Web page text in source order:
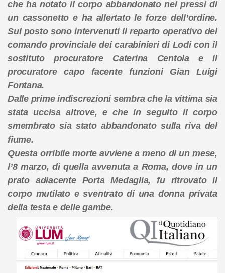
che ha notato il corpo abbandonato nei pressi di
un cassonetto e ha allertato le forze dell’ordine.
Sul posto sono intervenuti il reparto operativo del
comando provinciale dei carabinieri di Lodi con il
sostituto procuratore Caterina Centola e il
procuratore capo facente funzioni Gian Luigi
Fontana.
Dalle prime indiscrezioni sembra che la vittima sia
stata uccisa altrove, e che in seguito il corpo
smembrato sia stato abbandonato sulla riva del
fiume.
Questa orribile morte avviene a meno di un mese,
l’8 marzo, di quella avvenuta a Roma, dove in un
prato adiacente Porta Medaglia, fu ritrovato il
corpo mutilato e sventrato di una donna privata
della testa e delle gambe.